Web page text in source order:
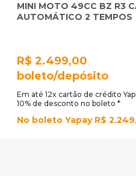
MINI MOTO 49CC BZ R3
AUTOMÁTICO 2 TEMPOS
R$ 2.499,00
boleto/depósito
Em até 12x cartão de crédito
10% de desconto no boleto *
No boleto Yapay R$